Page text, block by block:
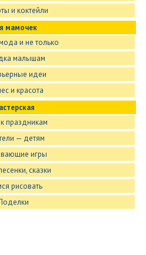
и коктейли
мамочек
и не только
малышам
идеи
и красота
праздникам
— детям
игры
сказки
рисовать